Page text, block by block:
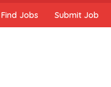
Find Jobs Submit Job